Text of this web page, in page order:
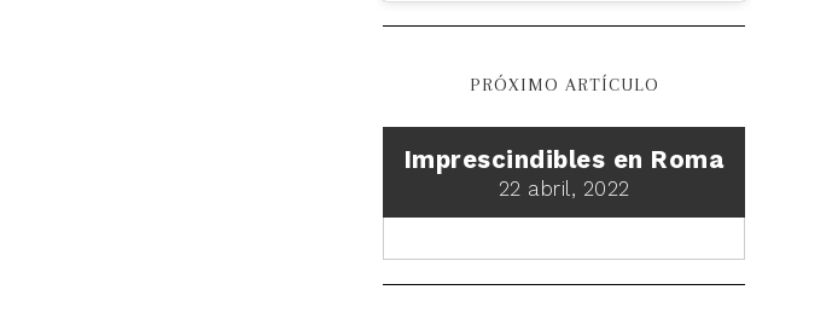
PRÓXIMO ARTÍCULO
Imprescindibles en Roma
22 abril, 2022